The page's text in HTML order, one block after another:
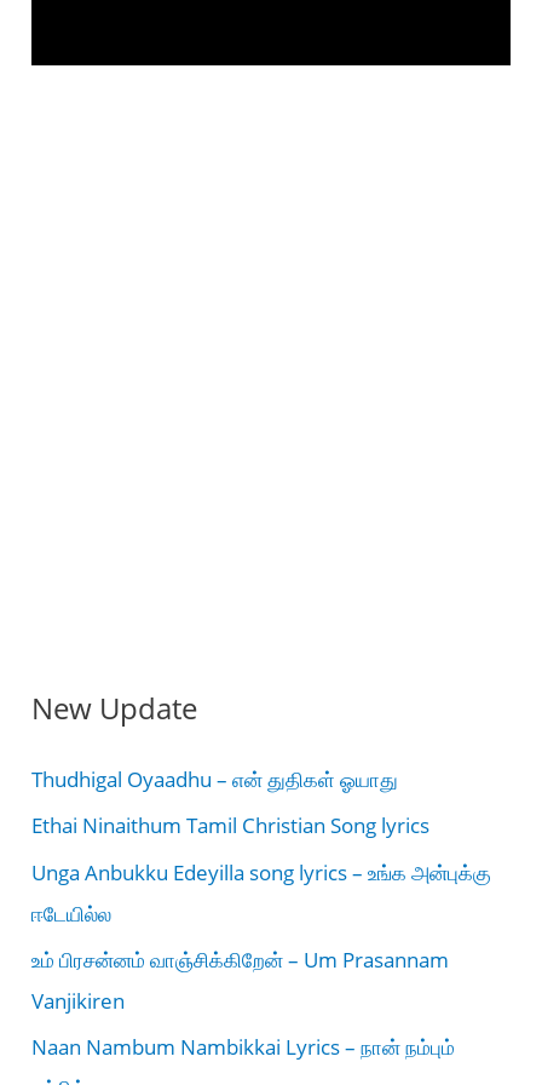
New Update
Thudhigal Oyaadhu – என் துதிகள் ஓயாது
Ethai Ninaithum Tamil Christian Song lyrics
Unga Anbukku Edeyilla song lyrics – உங்க அன்புக்கு
ஈடேயில்ல
உம் பிரசன்னம் வாஞ்சிக்கிறேன் – Um Prasannam
Vanjikiren
Naan Nambum Nambikkai Lyrics – நான் நம்பும்